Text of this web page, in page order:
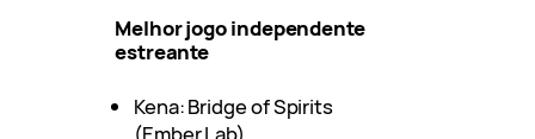
Melhor jogo independente
estreante
Kena: Bridge of Spirits